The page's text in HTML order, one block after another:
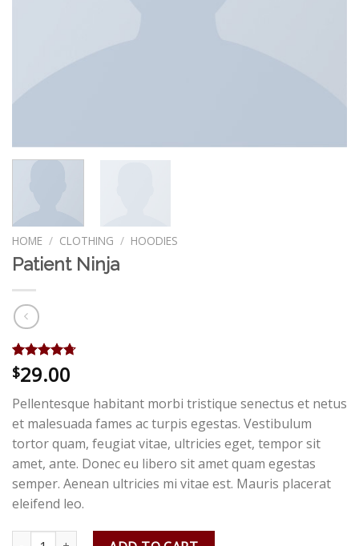
HOME / CLOTHING / HOODIES
Patient Ninja
Rated 4.67
out of 5
3
customer
ratings
$29.00
Pellentesque habitant morbi tristique senectus et netus
et malesuada fames ac turpis egestas. Vestibulum
tortor quam, feugiat vitae, ultricies eget, tempor sit
amet, ante. Donec eu libero sit amet quam egestas
semper. Aenean ultricies mi vitae est. Mauris placerat
eleifend leo.
Patient Ninja quantity